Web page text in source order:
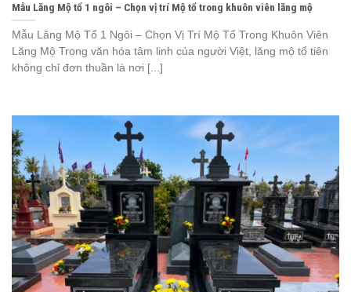
Mẫu Lăng Mộ tổ 1 ngôi – Chọn vị trí Mộ tổ trong khuôn viên lăng mộ
Mẫu Lăng Mộ Tổ 1 Ngôi – Chọn Vị Trí Mộ Tổ Trong Khuôn Viên
Lăng Mộ Trong văn hóa tâm linh của người Việt, lăng mộ tổ tiên
không chỉ đơn thuần là nơi [...]